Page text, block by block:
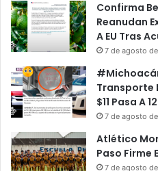
Confirma
Reanudan
A EU Tras
7 de agosto
Transporte
$11 Pasa A
7 de agosto
Atlético
Paso Firme
7 de agosto